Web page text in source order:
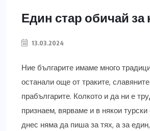
Един стар обичай за
13.03.2024
Ние българите имаме много
останали още от траките,
прабългарите. Колкото и да ни е
признаем, вярваме и в някои
днес няма да пиша за тях, а за